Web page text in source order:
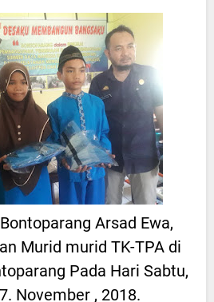
Arsad Ewa,
Murid murid TK-TPA di
Pada Hari Sabtu,
November , 2018.